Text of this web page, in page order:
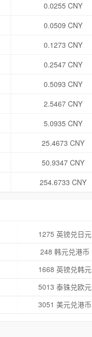
0.0255 CNY
0.0509 CNY
0.1273 CNY
0.2547 CNY
0.5093 CNY
2.5467 CNY
5.0935 CNY
25.4673 CNY
50.9347 CNY
254.6733 CNY
1275 英镑兑日元
248 韩元兑港币
1668 英镑兑韩元
5013 泰铢兑欧元
3051 美元兑港币